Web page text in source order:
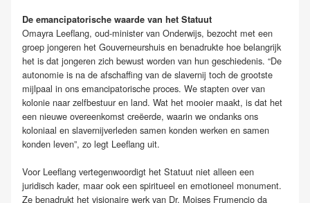
De emancipatorische waarde van het Statuut
Omayra Leeflang, oud-minister van Onderwijs, bezocht met een
groep jongeren het Gouverneurshuis en benadrukte hoe belangrijk
het is dat jongeren zich bewust worden van hun geschiedenis. “De
autonomie is na de afschaffing van de slavernij toch de grootste
mijlpaal in ons emancipatorische proces. We stapten over van
kolonie naar zelfbestuur en land. Wat het mooier maakt, is dat het
een nieuwe overeenkomst creëerde, waarin we ondanks ons
koloniaal en slavernijverleden samen konden werken en samen
konden leven”, zo legt Leeflang uit.
Voor Leeflang vertegenwoordigt het Statuut niet alleen een
juridisch kader, maar ook een spiritueel en emotioneel monument.
Ze benadrukt het visionaire werk van Dr. Moises Frumencio da